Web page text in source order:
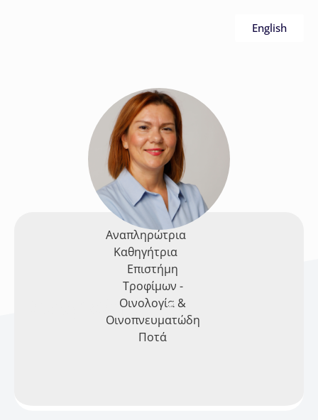
English
Στεργιανή
Ορδούδη
Αναπληρώτρια
Καθηγήτρια
Επιστήμη
Τροφίμων -
Οινολογία &
Οινοπνευματώδη
Ποτά